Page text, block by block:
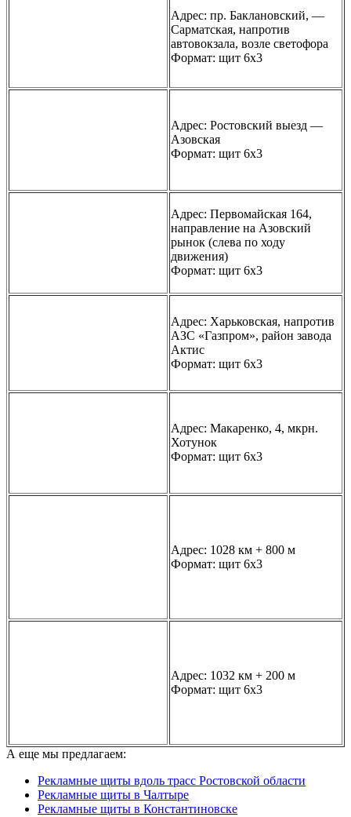
Адрес: пр. Баклановский, —
Сарматская, напротив
автовокзала, возле светофора
Формат: щит 6х3
Адрес: Ростовский выезд —
Азовская
Формат: щит 6х3
Адрес: Первомайская 164,
направление на Азовский
рынок (слева по ходу
движения)
Формат: щит 6х3
Адрес: Харьковская, напротив
АЗС «Газпром», район завода
Актис
Формат: щит 6х3
Адрес: Макаренко, 4, мкрн.
Хотунок
Формат: щит 6х3
Адрес: 1028 км + 800 м
Формат: щит 6х3
Адрес: 1032 км + 200 м
Формат: щит 6х3
А еще мы предлагаем:
Рекламные щиты вдоль трасс Ростовской области
Рекламные щиты в Чалтыре
Рекламные щиты в Константиновске